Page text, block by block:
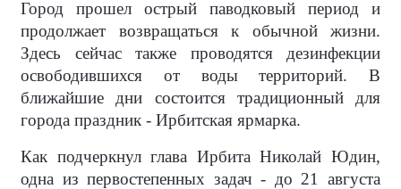
Город прошел острый паводковый период и
продолжает возвращаться к обычной жизни.
Здесь сейчас также проводятся дезинфекции
освободившихся от воды территорий. В
ближайшие дни состоится традиционный для
города праздник - Ирбитская ярмарка.
Как подчеркнул глава Ирбита Николай Юдин,
одна из первостепенных задач - до 21 августа